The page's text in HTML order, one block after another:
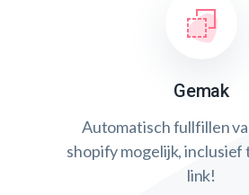
Gemak
Automatisch fullfillen
shopify mogelijk, inclusief
link!